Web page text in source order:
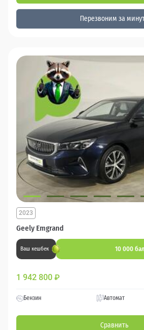
Перезвоним за
Geely Emgrand
2023
Ваш кешбек 10 000
1 942 800 ₽
Бензин Автомат
Сравнить